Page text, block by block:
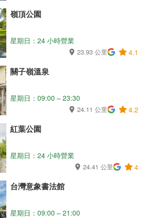
嶺頂公園
星期日：24 小時營業
23.93 公里 4.1
關子嶺溫泉
星期日：09:00 – 23:30
24.11 公里 4.2
紅葉公園
星期日：24 小時營業
24.41 公里 4
台灣意象書法館
星期日：09:00 – 21:00